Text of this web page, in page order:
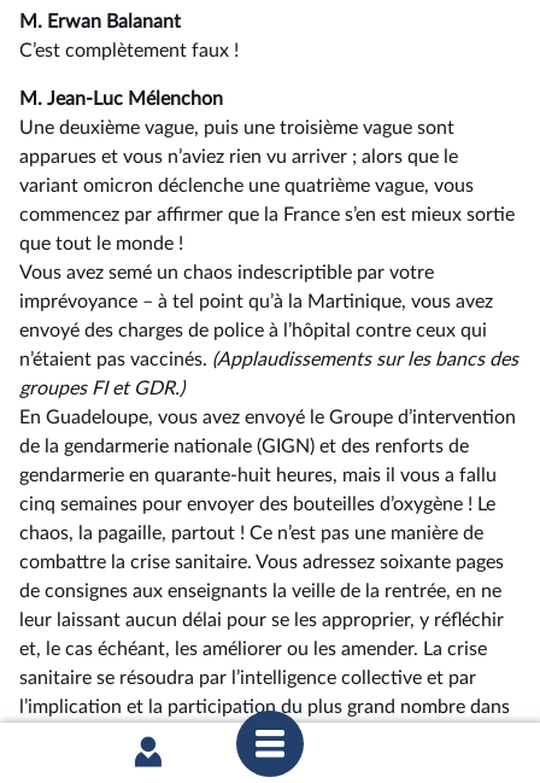
M. Erwan Balanant
C’est complètement faux !
M. Jean-Luc Mélenchon
Une deuxième vague, puis une troisième vague sont
apparues et vous n’aviez rien vu arriver ; alors que le
variant omicron déclenche une quatrième vague, vous
commencez par affirmer que la France s’en est mieux sortie
que tout le monde !
Vous avez semé un chaos indescriptible par votre
imprévoyance –⁠ à tel point qu’à la Martinique, vous avez
envoyé des charges de police à l’hôpital contre ceux qui
n’étaient pas vaccinés. (Applaudissements sur les bancs des
groupes FI et GDR.)
En Guadeloupe, vous avez envoyé le Groupe d’intervention
de la gendarmerie nationale (GIGN) et des renforts de
gendarmerie en quarante-huit heures, mais il vous a fallu
cinq semaines pour envoyer des bouteilles d’oxygène ! Le
chaos, la pagaille, partout ! Ce n’est pas une manière de
combattre la crise sanitaire. Vous adressez soixante pages
de consignes aux enseignants la veille de la rentrée, en ne
leur laissant aucun délai pour se les approprier, y réfléchir
et, le cas échéant, les améliorer ou les amender. La crise
sanitaire se résoudra par l’intelligence collective et par
l’implication et la participation du plus grand nombre dans
l’élaboration des solutions.
Alors que l’apparition du variant omicron était signalée dès